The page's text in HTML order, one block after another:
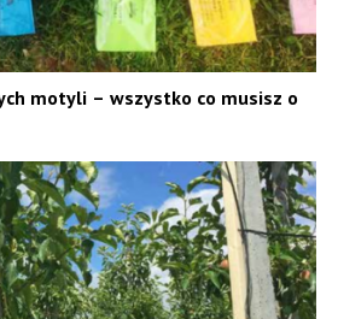
motyli – wszystko co musisz o